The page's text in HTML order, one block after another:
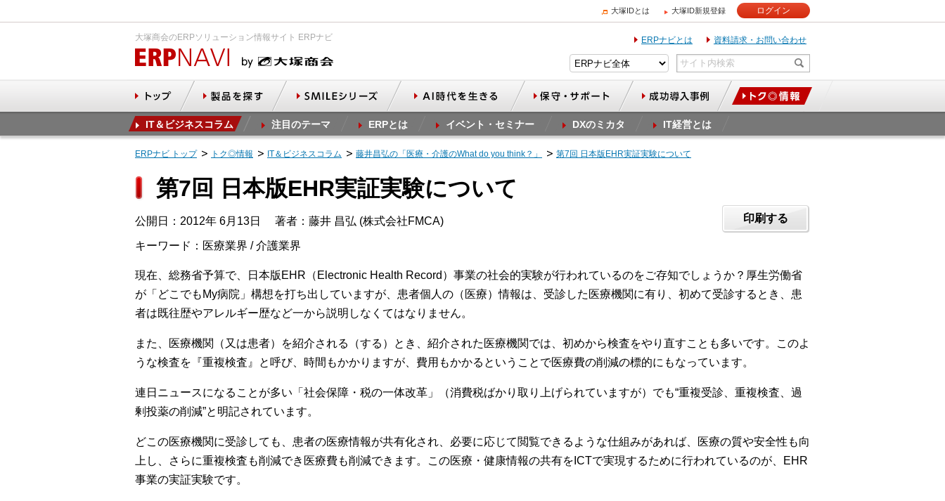
大塚IDとは 大塚ID新規登録 ログイン
大塚商会のERPソリューション情報サイト ERPナビ ERPナビとは 資料請求・お問い合わせ
IT＆ビジネスコラム 注目のテーマ ERPとは イベント・セミナー DXのミカタ IT経営とは
ERPナビ トップ トク◎情報 IT＆ビジネスコラム 藤井昌弘の「医療・介護のWhat do you think？」 第7回 日本版EHR実証実験について
第7回 日本版EHR実証実験について
公開日：2012年 6月13日 著者：藤井 昌弘 (株式会社FMCA)
キーワード：医療業界 / 介護業界
印刷する
現在、総務省予算で、日本版EHR（Electronic Health Record）事業の社会的実験が行われているのをご存知でしょうか？厚生労働省
が「どこでもMy病院」構想を打ち出していますが、患者個人の（医療）情報は、受診した医療機関に有り、初めて受診するとき、患
者は既往歴やアレルギー歴など一から説明しなくてはなりません。
また、医療機関（又は患者）を紹介される（する）とき、紹介された医療機関では、初めから検査をやり直すことも多いです。このよ
うな検査を『重複検査』と呼び、時間もかかりますが、費用もかかるということで医療費の削減の標的にもなっています。
連日ニュースになることが多い「社会保障・税の一体改革」（消費税ばかり取り上げられていますが）でも“重複受診、重複検査、過
剰投薬の削減”と明記されています。
どこの医療機関に受診しても、患者の医療情報が共有化され、必要に応じて閲覧できるような仕組みがあれば、医療の質や安全性も向
上し、さらに重複検査も削減でき医療費も削減できます。この医療・健康情報の共有をICTで実現するために行われているのが、EHR
事業の実証実験です。